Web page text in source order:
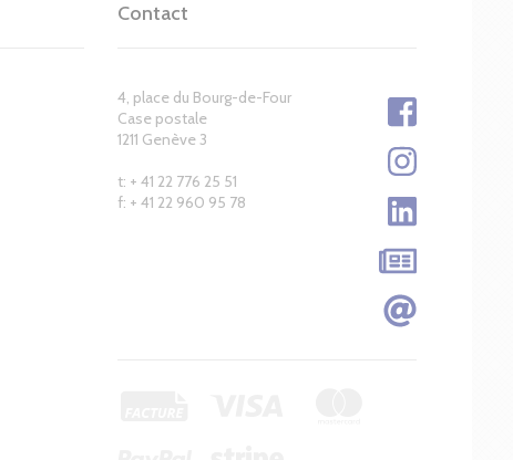
Contact
4, place du Bourg-de-Four
Case postale
1211 Genève 3
t: + 41 22 776 25 51
f: + 41 22 960 95 78